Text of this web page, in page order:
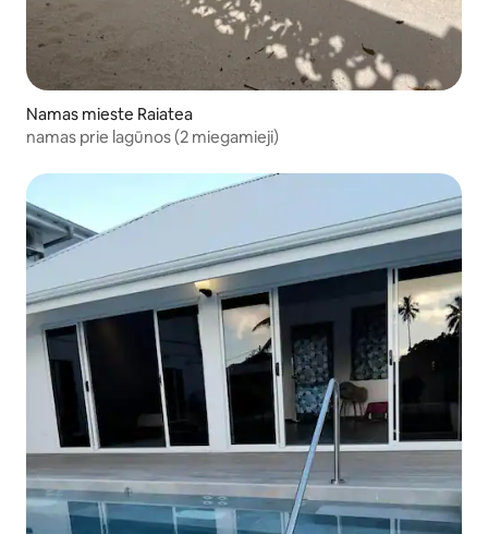
Namas mieste Raiatea
namas prie lagūnos (2 miegamieji)